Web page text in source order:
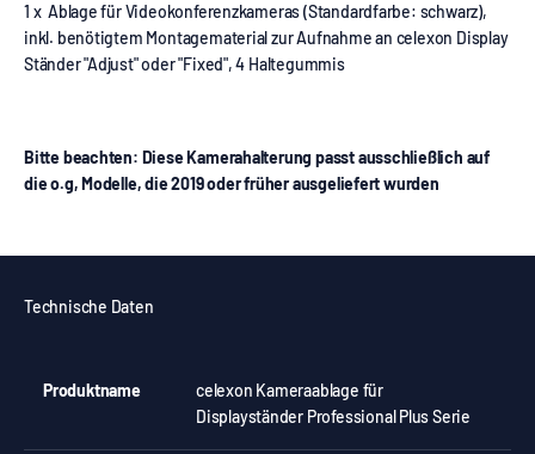
1 x Ablage für Videokonferenzkameras (Standardfarbe: schwarz),
inkl. benötigtem Montagematerial zur Aufnahme an celexon Display
Ständer "Adjust" oder "Fixed", 4 Haltegummis
Bitte beachten: Diese Kamerahalterung passt ausschließlich auf
die o.g, Modelle, die 2019 oder früher ausgeliefert wurden
Technische Daten
Produktname
celexon Kameraablage für
Displayständer Professional Plus Serie